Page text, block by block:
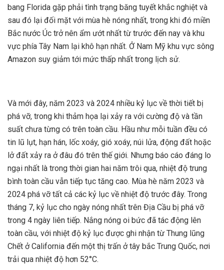
bang Florida gặp phải tình trạng băng tuyết khắc nghiệt và
sau đó lại đối mặt với mùa hè nóng nhất, trong khi đó miền
Bắc nước Úc trở nên ẩm ướt nhất từ trước đến nay và khu
vực phía Tây Nam lại khô hạn nhất. Ở Nam Mỹ khu vực sông
Amazon suy giảm tới mức thấp nhất trong lịch sử.
Và mới đây, năm 2023 và 2024 nhiều kỷ lục về thời tiết bị
phá vỡ, trong khi thảm họa lại xảy ra với cường độ và tần
suất chưa từng có trên toàn cầu. Hầu như mỗi tuần đều có
tin lũ lụt, hạn hán, lốc xoáy, gió xoáy, núi lửa, động đất hoặc
lở đất xảy ra ở đâu đó trên thế giới. Nhưng báo cáo đáng lo
ngại nhất là trong thời gian hai năm trôi qua, nhiệt độ trung
bình toàn cầu vẫn tiếp tục tăng cao. Mùa hè năm 2023 và
2024 phá vỡ tất cả các kỷ lục về nhiệt độ trước đây. Trong
tháng 7, kỷ lục cho ngày nóng nhất trên Địa Cầu bị phá vỡ
trong 4 ngày liên tiếp. Nắng nóng oi bức đã tác động lên
toàn cầu, với nhiệt độ kỷ lục được ghi nhận từ Thung lũng
Chết ở California đến một thị trấn ở tây bắc Trung Quốc, nơi
trải qua nhiệt độ hơn 52°C.